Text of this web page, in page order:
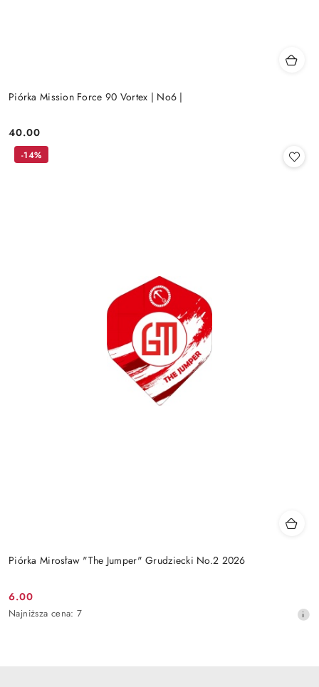
Piórka Mission Force 90 Vortex | No6 |
Cena:
40.00
Piórka Mirosław "The Jumper" Grudziecki No.2 2026
Cena
promocyjna:
6.00
Najniższa
Najniższa cena: 7
-14%